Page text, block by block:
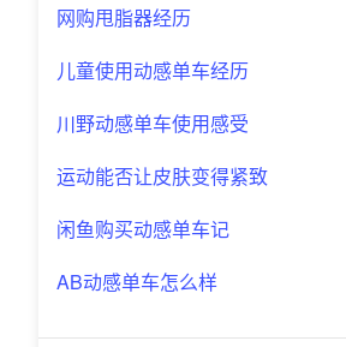
网购甩脂器经历
儿童使用动感单车经历
川野动感单车使用感受
运动能否让皮肤变得紧致
闲鱼购买动感单车记
AB动感单车怎么样